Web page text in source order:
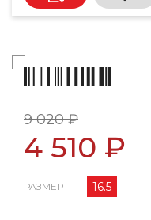
9 020 ₽
4 510 ₽
РАЗМЕР 16.5